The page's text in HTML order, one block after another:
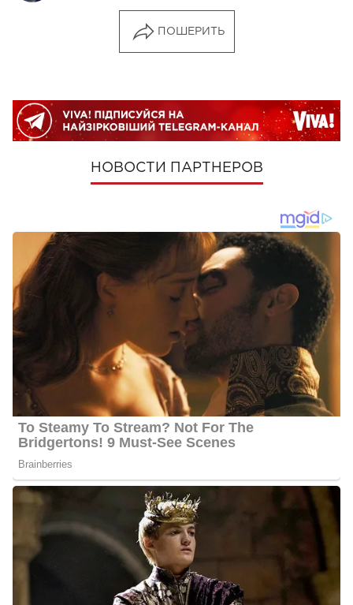
ПОШЕРИТЬ
НОВОСТИ ПАРТНЕРОВ